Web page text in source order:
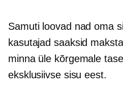
Samuti loovad nad oma
kasutajad saaksid
minna üle kõrgemale
eksklusiivse sisu eest.